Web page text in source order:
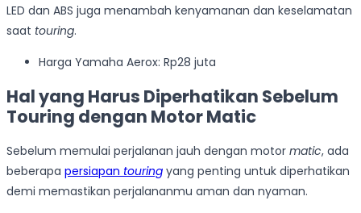
LED dan ABS juga menambah kenyamanan dan keselamatan
saat touring.
Harga Yamaha Aerox: Rp28 juta
Hal yang Harus Diperhatikan Sebelum
Touring dengan Motor Matic
Sebelum memulai perjalanan jauh dengan motor matic, ada
beberapa persiapan touring yang penting untuk diperhatikan
demi memastikan perjalananmu aman dan nyaman.